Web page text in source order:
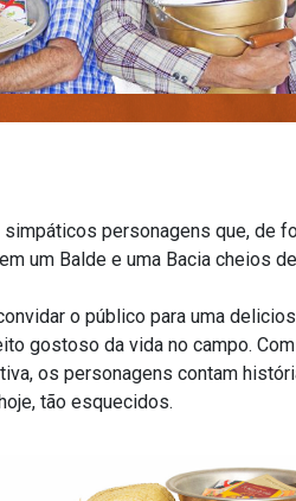
personagens que, de
um Balde e uma Bacia cheios
o público para uma
gostoso da vida no campo.
os personagens contam
tão esquecidos.